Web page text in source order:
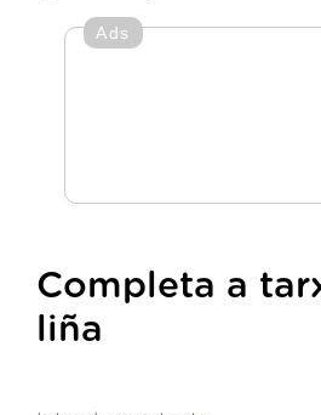
Ads
Completa a
liña